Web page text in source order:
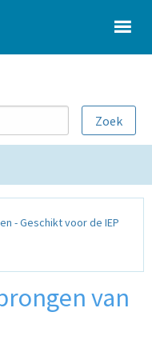
- Geschikt voor de IEP
van